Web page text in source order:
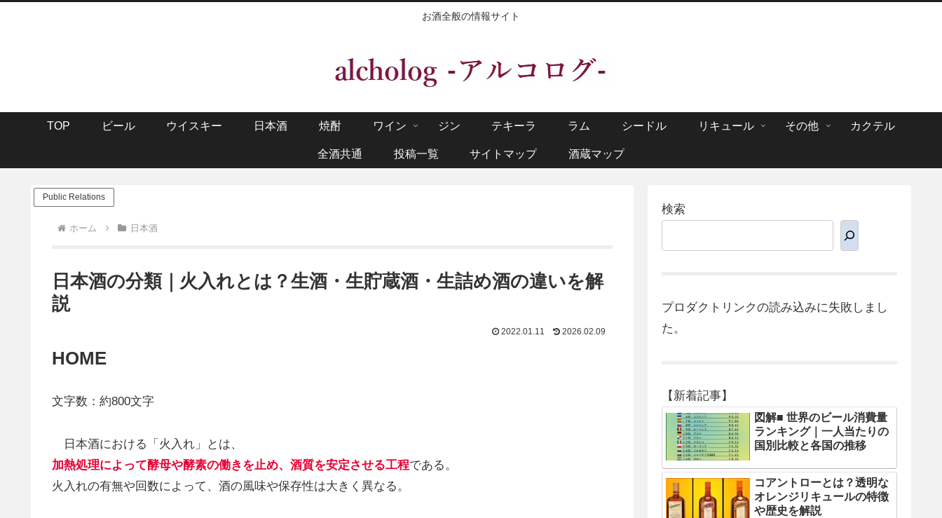
お酒全般の情報サイト
TOP ビール ウイスキー 日本酒 焼酎 ワイン ジン テキーラ ラム シードル リキュール その他 カクテル
全酒共通 投稿一覧 サイトマップ 酒蔵マップ
Public Relations
ホーム 日本酒
日本酒の分類｜火入れとは？生酒・生貯蔵酒・生詰め酒の違いを解
説
2022.01.11 2026.02.09
HOME
文字数：約800文字
日本酒における「火入れ」とは、
加熱処理によって酵母や酵素の働きを止め、酒質を安定させる工程である。
火入れの有無や回数によって、酒の風味や保存性は大きく異なる。
検索
プロダクトリンクの読み込みに失敗しまし
た。
【新着記事】
図解■ 世界のビール消費量
ランキング｜一人当たりの
国別比較と各国の推移
コアントローとは？透明な
オレンジリキュールの特徴
や歴史を解説